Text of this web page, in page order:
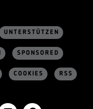
UNTERSTÜTZEN
SPONSORED
COOKIES RSS